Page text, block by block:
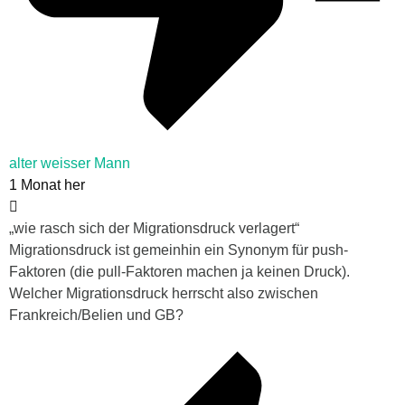
alter weisser Mann
1 Monat her
„wie rasch sich der Migrationsdruck verlagert“
Migrationsdruck ist gemeinhin ein Synonym für push-
Faktoren (die pull-Faktoren machen ja keinen Druck).
Welcher Migrationsdruck herrscht also zwischen
Frankreich/Belien und GB?